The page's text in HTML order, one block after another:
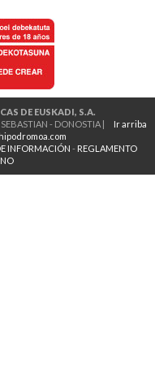
DE EUSKADI, S.A.
Ir arriba
- DONOSTIA |
INFORMACIÓN - REGLAMENTO